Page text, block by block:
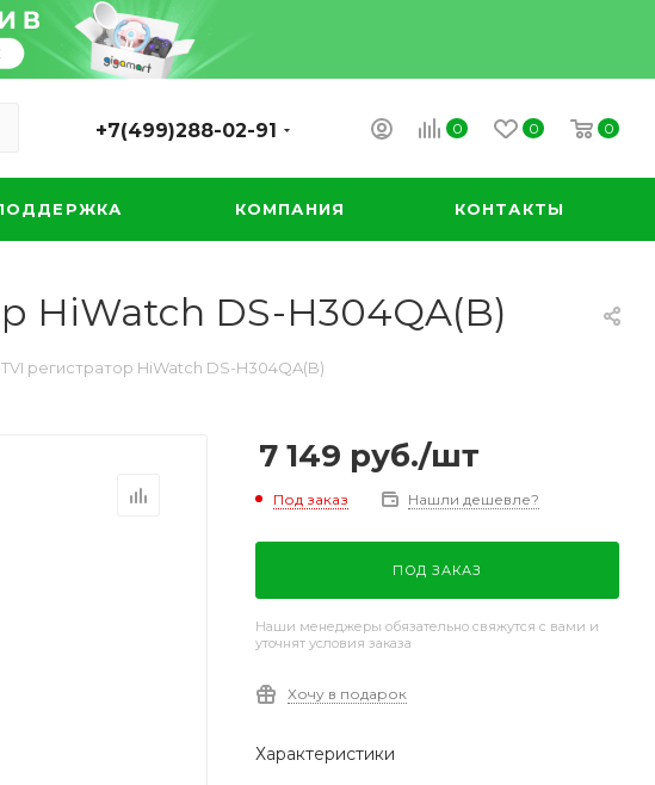
0 0 0
+7(499)288-02-91
КОМПАНИЯ КОНТАКТЫ
HiWatch DS-H304QA(B)
регистратор HiWatch DS-H304QA(B)
7 149 руб./шт
Под заказ Нашли дешевле?
ПОД ЗАКАЗ
Наши менеджеры обязательно свяжутся с вами и
уточнят условия заказа
Хочу в подарок
Характеристики